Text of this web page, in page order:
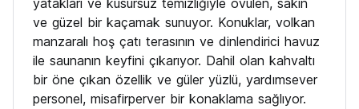
yatakları ve kusursuz temizliğiyle övülen, sakin
ve güzel bir kaçamak sunuyor. Konuklar, volkan
manzaralı hoş çatı terasının ve dinlendirici havuz
ile saunanın keyfini çıkarıyor. Dahil olan kahvaltı
bir öne çıkan özellik ve güler yüzlü, yardımsever
personel, misafirperver bir konaklama sağlıyor.